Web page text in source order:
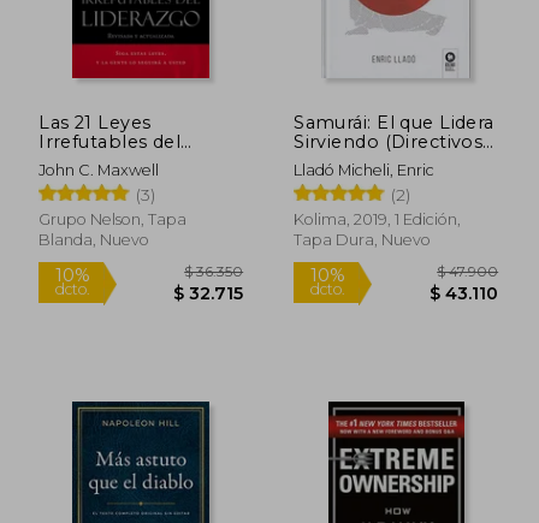
50%
dcto.
10%
dcto.
$
Las 21 Leyes
Irrefutables del
Liderazgo: Siga Estas
Leyes, y la Gente lo
Seguirá a Usted
John C. Maxwell
(3)
Grupo Nelson, Tapa
Blanda, Nuevo
Samurái: El que Lidera
Sirviendo (Directivos y
Líderes)
Lladó Micheli, Enric
(2)
Kolima, 2019, 1 Edición,
Tapa Dura, Nuevo